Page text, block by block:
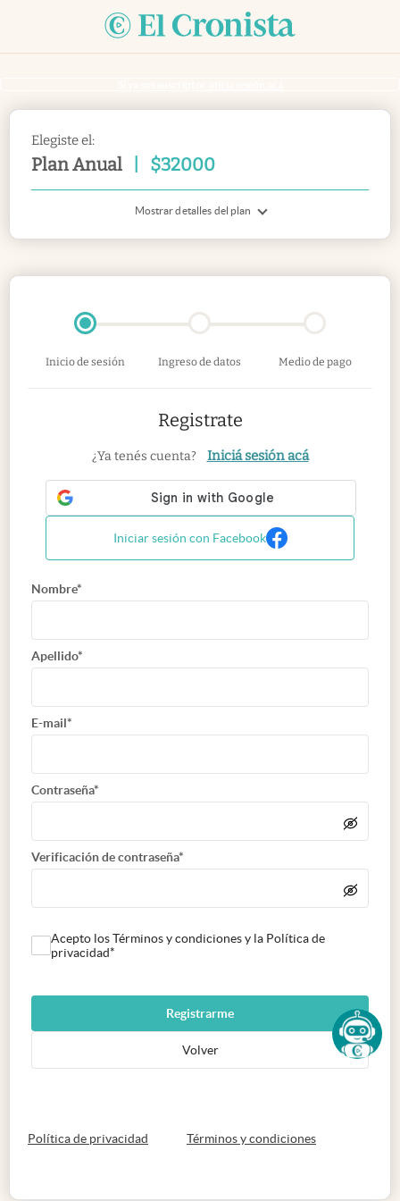
Elegiste el:
Plan Anual $32000
Mostrar detalles del plan
Inicio de sesión Ingreso de datos Medio de pago
Registrate
¿Ya tenés cuenta? Iniciá sesión acá
Iniciar sesión con Facebook
Nombre*
Apellido*
E-mail*
Contraseña*
Verificación de contraseña*
Acepto los Términos y condiciones y la Política de
privacidad*
Registrarme
Volver
Política de privacidad abre en nueva pestaña
Términos y condicionesabre en nueva